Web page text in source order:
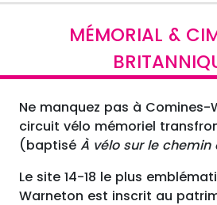
MÉMORIAL &
Ne manquez pas à Comines-
circuit vélo mémoriel
(baptisé À vélo sur le chemin
Le site 14-18 le plus
Warneton est inscrit au